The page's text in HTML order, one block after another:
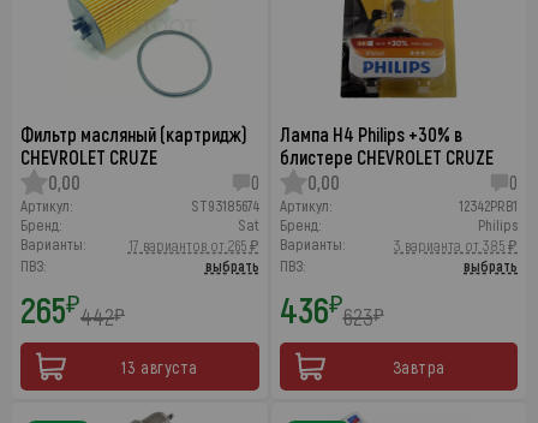
Фильтр масляный (картридж)
CHEVROLET CRUZE
0,00
0
Артикул:
ST93185674
Бренд:
Sat
Варианты:
17 вариантов от 265 ₽
ПВЗ:
выбрать
265₽442₽
13 августа
Лампа H4 Philips +30% в
блистере CHEVROLET CRUZE
0,00
0
Артикул:
12342PRB1
Бренд:
Philips
Варианты:
3 варианта от 385 ₽
ПВЗ:
выбрать
436₽623₽
Завтра